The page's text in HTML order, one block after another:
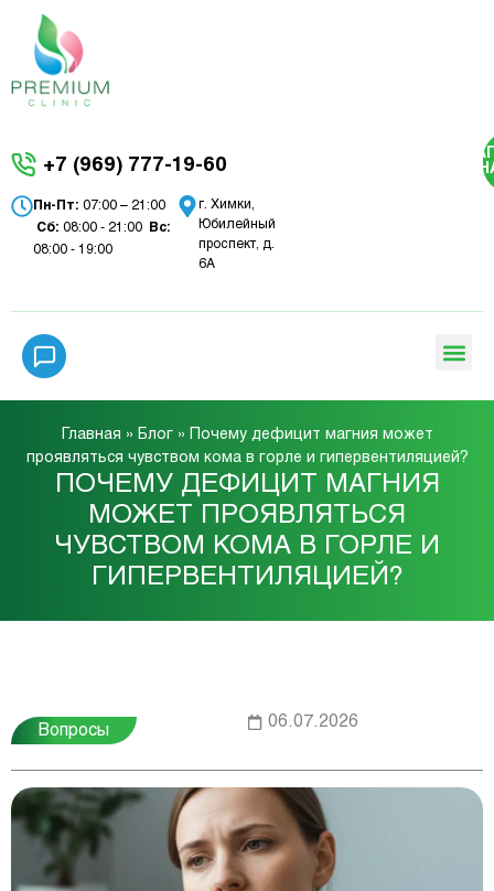
Пн-Пт: 07:00 – 21:00
Сб: 08:00 - 21:00
Вc:
08:00 - 19:00
г. Химки,
Юбилейный
проспект, д.
6А
+7 (969) 777-19-60
Главная » Блог »
Почему дефицит магния может
проявляться чувством кома в горле и гипервентиляцией?
ПОЧЕМУ ДЕФИЦИТ МАГНИЯ
МОЖЕТ ПРОЯВЛЯТЬСЯ
ЧУВСТВОМ КОМА В ГОРЛЕ И
ГИПЕРВЕНТИЛЯЦИЕЙ?
Вопросы
06.07.2026